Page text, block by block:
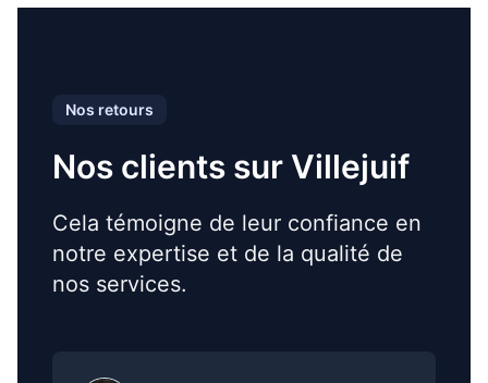
Nos retours
Nos clients sur Villejuif
Cela témoigne de leur confiance en
notre expertise et de la qualité de
nos services.